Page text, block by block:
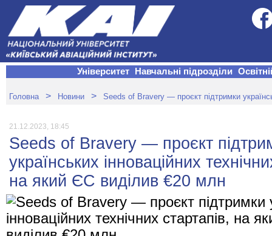
Університет Навчальні підрозділи
Головна > Новини > Seeds of Bravery — проєкт підтримки
21.12.2023, 18:45
Seeds of Bravery — проєкт
українських інноваційних
на який ЄС виділив €20 млн